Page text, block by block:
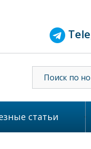
статьи